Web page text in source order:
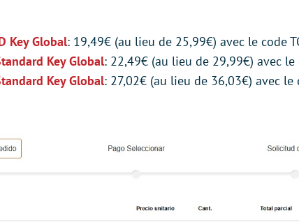
Key Global: 19,49€ (au lieu de 25,99€) avec le code
Key Global: 22,49€ (au lieu de 29,99€) avec le
Key Global: 27,02€ (au lieu de 36,03€) avec le